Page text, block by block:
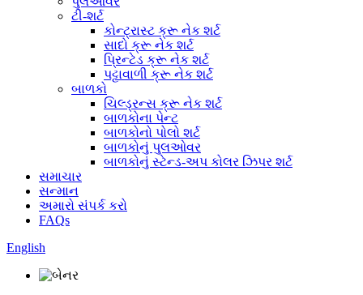
ટી-શર્ટ
કોન્ટ્રાસ્ટ ક્રૂ નેક શર્ટ
સાદો ક્રૂ નેક શર્ટ
પ્રિન્ટેડ ક્રૂ નેક શર્ટ
પટ્ટાવાળી ક્રૂ નેક શર્ટ
બાળકો
ચિલ્ડ્રન્સ ક્રૂ નેક શર્ટ
બાળકોના પેન્ટ
બાળકોનો પોલો શર્ટ
બાળકોનું પુલઓવર
બાળકોનું સ્ટેન્ડ-અપ કોલર ઝિપર શર્ટ
સમાચાર
સન્માન
અમારો સંપર્ક કરો
FAQs
English